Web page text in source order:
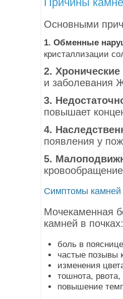
Основными
1. Обменные
кристаллизации
2.
и заболевания
3.
повышает
4.
появления у
5.
Симптомы камней
Мочекаменная
камней в почках:
боль в
частые позывы
изменения
тошнота, рвота,
повышение